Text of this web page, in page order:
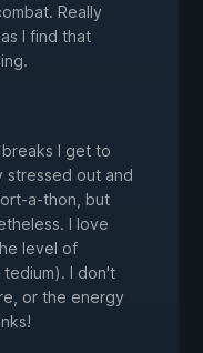
Really
I find that
I get to
stressed out and
a-thon, but
I love
level of
I don't
or the energy